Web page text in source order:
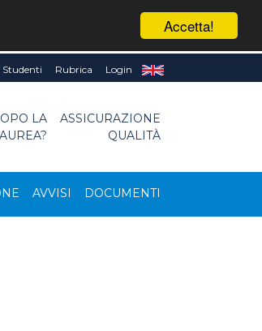
Accetta!
Rubrica Login
LA
ASSICURAZIONE
QUALITÀ
AVVISI DOCUMENTI